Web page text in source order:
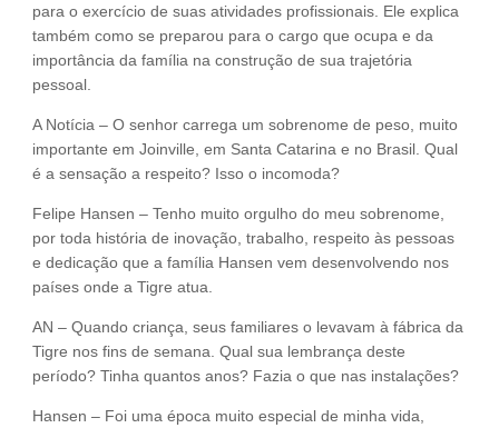
para o exercício de suas atividades profissionais. Ele explica
também como se preparou para o cargo que ocupa e da
importância da família na construção de sua trajetória
pessoal.
A Notícia – O senhor carrega um sobrenome de peso, muito
importante em Joinville, em Santa Catarina e no Brasil. Qual
é a sensação a respeito? Isso o incomoda?
Felipe Hansen – Tenho muito orgulho do meu sobrenome,
por toda história de inovação, trabalho, respeito às pessoas
e dedicação que a família Hansen vem desenvolvendo nos
países onde a Tigre atua.
AN – Quando criança, seus familiares o levavam à fábrica da
Tigre nos fins de semana. Qual sua lembrança deste
período? Tinha quantos anos? Fazia o que nas instalações?
Hansen – Foi uma época muito especial de minha vida,